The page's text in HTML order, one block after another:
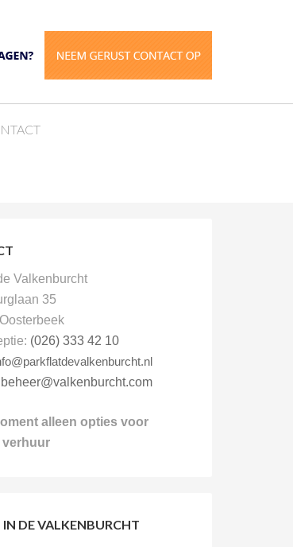
Valkenburcht
35
(026) 333 42 10
beheer@valkenburcht.com
alleen opties voor
IN DE VALKENBURCHT